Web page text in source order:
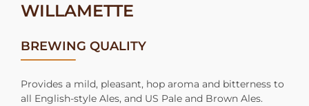
WILLAMETTE
BREWING QUALITY
Provides a mild, pleasant, hop aroma and bitterness to
all English-style Ales, and US Pale and Brown Ales.